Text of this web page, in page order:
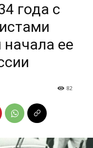
года с
начала ее
82